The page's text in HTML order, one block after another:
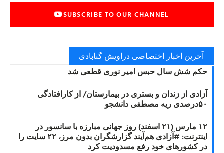
SUBSCRIBE TO OUR CHANNEL
آخرین اخبار اختصاصی دراویش گنابادی
حکم شش سال حبس امیر نوری قطعی شد
آزادی از زندان و بستری در بیمارستان/ از کارافتادگی
۵۰درصدی ریه مصطفی دانشجو
۱۲ مارس (۲۱ اسفند) روز جهانی مبارزه با سانسور در
اینترنت: #آزادی هم‌آیند گزارشگران‌ بدون مرز، ۲۲ سایت را
در کشورهای خود رفع مسدودیت کرد